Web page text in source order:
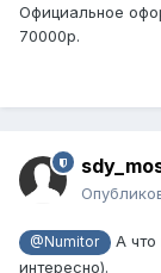
Официальное
70000р.
@Numitor
А что
интересно).